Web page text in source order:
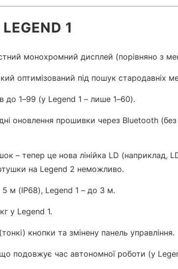
1
монохромний дисплей (порівняно з
оптимізований під пошук стародавніх
до 1–99 (у Legend 1 – лише 1–60).
оновлення прошивки через Bluetooth
– тепер це нова лінійка LD (наприклад,
на Legend 2 неможливо.
м (IP68), Legend 1 – до 3 м.
у Legend 1.
кнопки та змінену панель управління.
що подовжує час автономної роботи (у